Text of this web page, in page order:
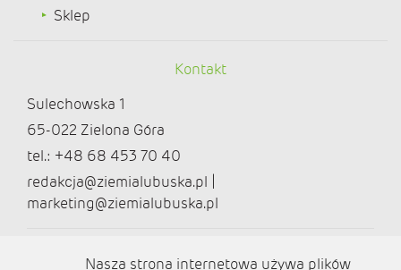
Sklep
Kontakt
Sulechowska 1
65-022 Zielona Góra
tel.: +48 68 453 70 40
redakcja@ziemialubuska.pl |
marketing@ziemialubuska.pl
Media społecznościowe
Nasza strona internetowa używa plików